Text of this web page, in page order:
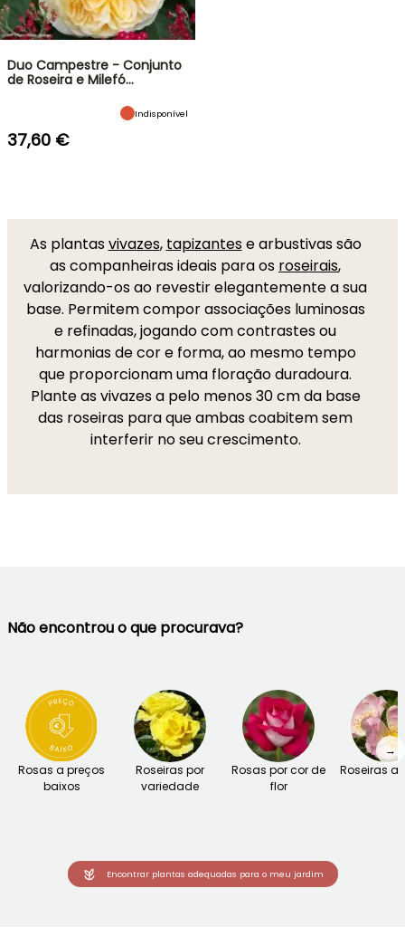
Duo Campestre - Conjunto
de Roseira e Milefó…
Indisponível
37,60 €
As plantasvivazes, tapizantese arbustivas são
as companheiras ideais para os roseirais,
valorizando-os ao revestir elegantemente a sua
base. Permitem compor associações luminosas
e refinadas, jogando com contrastes ou
harmonias de cor e forma, ao mesmo tempo
que proporcionam uma floração duradoura.
Plante as vivazes a pelo menos 30 cm da base
das roseiras para que ambas coabitem sem
interferir no seu crescimento.
Não encontrou o que procurava?
Rosas a preços
baixos
Roseiras por
variedade
Rosas por cor de
flor
Roseiras
→
Encontrar plantas adequadas para o meu jardim